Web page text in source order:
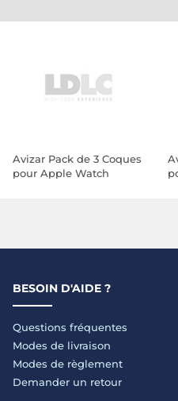
Avizar Pack de 3 Coques
pour Apple Watch
BESOIN D'AIDE ?
Questions fréquentes
Modes de livraison
Modes de règlement
Demander un retour